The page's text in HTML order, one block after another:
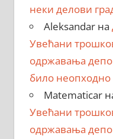
неки делови
Aleksandarна
Увећани
одржавања
било неопходно
Matematicar
Увећани
одржавања